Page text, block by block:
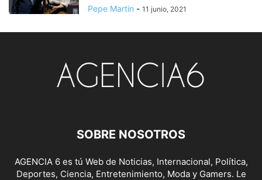
Pepe Martin - 11 junio, 2021
SOBRE NOSOTROS
AGENCIA 6 es tú Web de Noticias, Internacional, Política,
Deportes, Ciencia, Entretenimiento, Moda y Gamers. Le